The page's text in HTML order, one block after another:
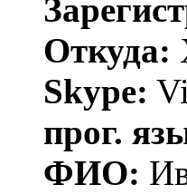
Откуда:
Skype:
прог.
ФИО: